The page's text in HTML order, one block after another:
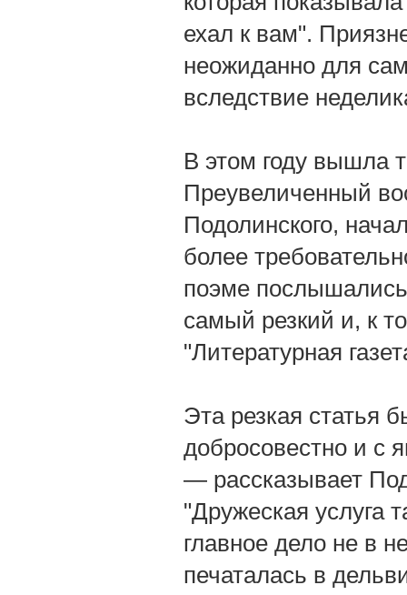
ехал к вам".
неожиданно для
вследствие
В этом году вышла
Преувеличенный
Подолинского,
более
поэме
самый резкий и, к
"Литературная
Эта резкая статья
добросовестно и с
— рассказывает
"Дружеская услуга
главное дело не в
печаталась в